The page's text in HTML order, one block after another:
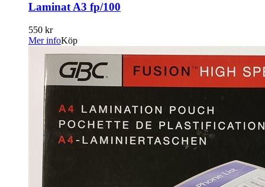
Laminat A3 fp/100
550 kr
Mer infoKöp